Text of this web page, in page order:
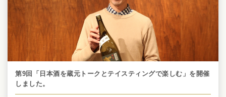
第9回「日本酒を蔵元トークとテイスティングで楽しむ」を開催
しました。